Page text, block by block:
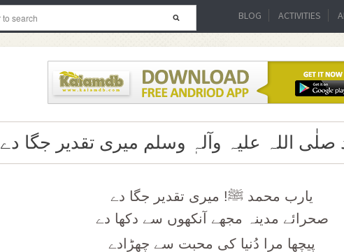
BLOG ACTIVITIES
اللہ علیہ وآلہٖ وسلم میری تقدیر جگا دے
یارب محمد ﷺ! میری تقدیر جگا دے
صحرائے مدینہ مجھے آنکھوں سے دکھا دے
پیچھا مرا دُنیا کی محبت سے چھڑادے